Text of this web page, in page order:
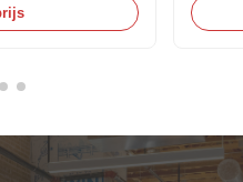
beschermen
chemische
Kleur